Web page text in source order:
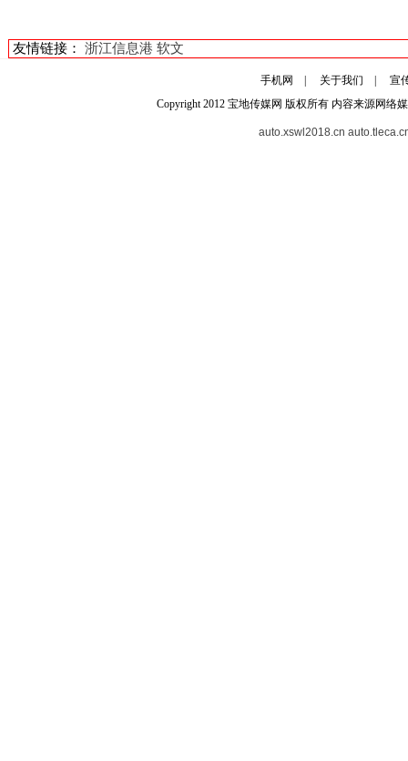
友情链接： 浙江信息港 软文
手机网 关于我们 |宣
Copyright 2012宝地传媒网 版权所有 内容来源网络
auto.xswl2018.cn